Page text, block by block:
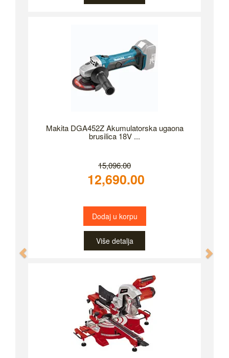
Makita DGA452Z Akumulatorska ugaona
brusilica 18V ...
15,096.00
12,690.00
Dodaj u korpu
Više detalja